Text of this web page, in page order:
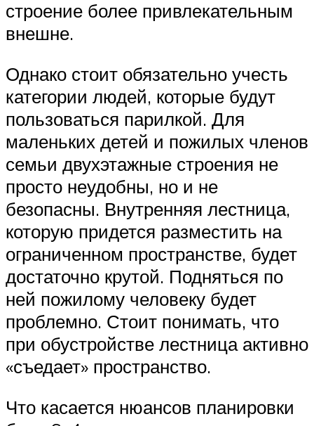
строение более привлекательным
внешне.
Однако стоит обязательно учесть
категории людей, которые будут
пользоваться парилкой. Для
маленьких детей и пожилых членов
семьи двухэтажные строения не
просто неудобны, но и не
безопасны. Внутренняя лестница,
которую придется разместить на
ограниченном пространстве, будет
достаточно крутой. Подняться по
ней пожилому человеку будет
проблемно. Стоит понимать, что
при обустройстве лестница активно
«съедает» пространство.
Что касается нюансов планировки